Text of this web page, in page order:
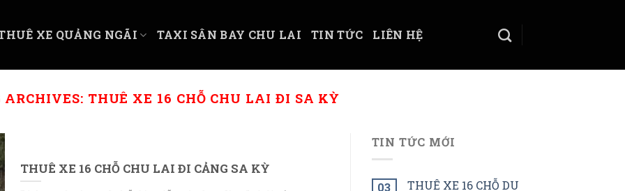
XE QUẢNG NGÃI TAXI SÂN BAY CHU LAI TIN TỨC LIÊN HỆ
ARCHIVES: THUÊ XE 16 CHỖ CHU LAI ĐI SA KỲ
THUÊ XE 16 CHỖ CHU LAI ĐI CẢNG SA KỲ
TIN TỨC MỚI
03
THUÊ XE 16 CHỖ DU